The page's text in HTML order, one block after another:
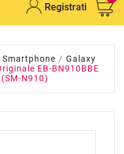
Registrati
Smartphone
Galaxy
EB-BN910BBE
N910)